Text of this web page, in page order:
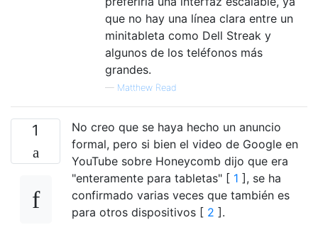
que no hay una línea clara entre un
minitableta como Dell Streak y
algunos de los teléfonos más
grandes.
— Matthew Read
1
No creo que se haya hecho un anuncio
formal, pero si bien el video de Google en
YouTube sobre Honeycomb dijo que era
"enteramente para tabletas" [ 1 ], se ha
confirmado varias veces que también es
para otros dispositivos [ 2 ].